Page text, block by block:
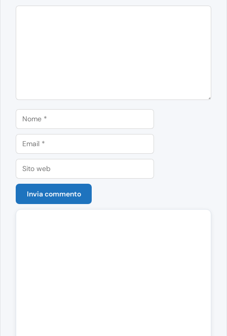
Nome
Email
Sito
web